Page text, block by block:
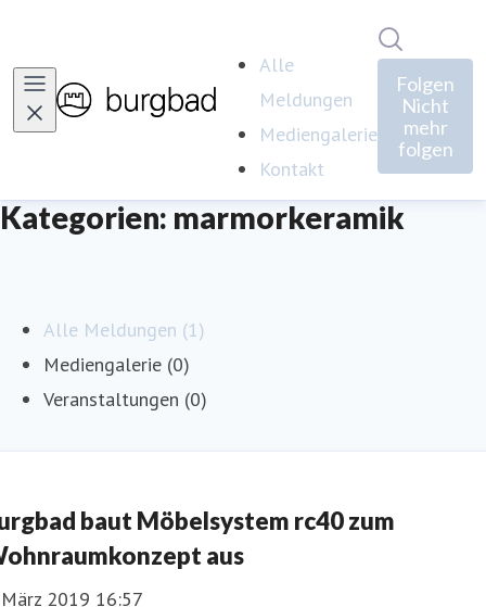
Alle
Meldungen
Mediengalerie
Kontakt
Folgen
Nicht
mehr
folgen
Kategorien: marmorkeramik
Alle Meldungen (1)
Mediengalerie (0)
Veranstaltungen (0)
baut Möbelsystem rc40 zum
aus
2019 16:57